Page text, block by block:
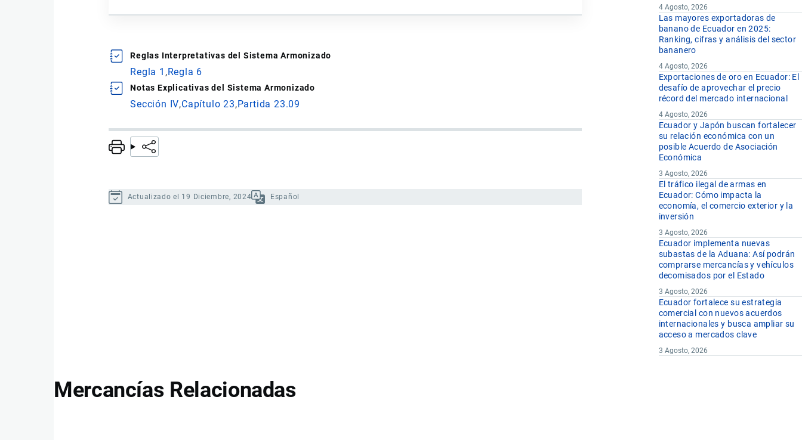
Reglas Interpretativas del Sistema Armonizado
Regla 1 Regla 6
Notas Explicativas del Sistema Armonizado
Sección IV Capítulo 23 Partida 23.09
Actualizado el 19 Diciembre, 2024 Español
4 Agosto, 2026
Las mayores exportadoras de
banano de Ecuador en 2025:
Ranking, cifras y análisis del sector
bananero
4 Agosto, 2026
Exportaciones de oro en Ecuador: El
desafío de aprovechar el precio
récord del mercado internacional
4 Agosto, 2026
Ecuador y Japón buscan fortalecer
su relación económica con un
posible Acuerdo de Asociación
Económica
3 Agosto, 2026
El tráfico ilegal de armas en
Ecuador: Cómo impacta la
economía, el comercio exterior y la
inversión
3 Agosto, 2026
Ecuador implementa nuevas
subastas de la Aduana: Así podrán
comprarse mercancías y vehículos
decomisados por el Estado
3 Agosto, 2026
Ecuador fortalece su estrategia
comercial con nuevos acuerdos
internacionales y busca ampliar su
acceso a mercados clave
3 Agosto, 2026
Mercancías Relacionadas